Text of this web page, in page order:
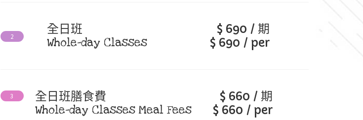
2
全日班
Whole-day Classes
$ 690 / 期
$ 690 / per
3
全日班膳食費
Whole-day Classes Meal Fees
$ 660 / 期
$ 660 / per